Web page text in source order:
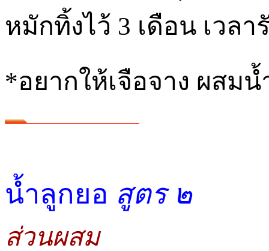
หมักทิ้งไว้ 3 เดือน เวล
*อยากให้เจือจาง ผสม
น้ำลูกยอ สูตร ๒
ส่วนผสม